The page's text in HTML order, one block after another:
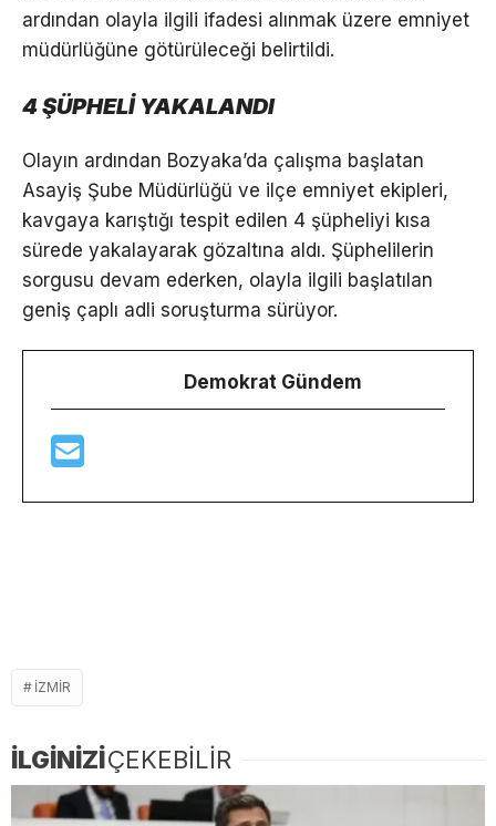
ardından olayla ilgili ifadesi alınmak üzere emniyet
müdürlüğüne götürüleceği belirtildi.
4 ŞÜPHELİ YAKALANDI
Olayın ardından Bozyaka’da çalışma başlatan
Asayiş Şube Müdürlüğü ve ilçe emniyet ekipleri,
kavgaya karıştığı tespit edilen 4 şüpheliyi kısa
sürede yakalayarak gözaltına aldı. Şüphelilerin
sorgusu devam ederken, olayla ilgili başlatılan
geniş çaplı adli soruşturma sürüyor.
Demokrat Gündem
IZMIR
İLGİNİZİÇEKEBİLİR